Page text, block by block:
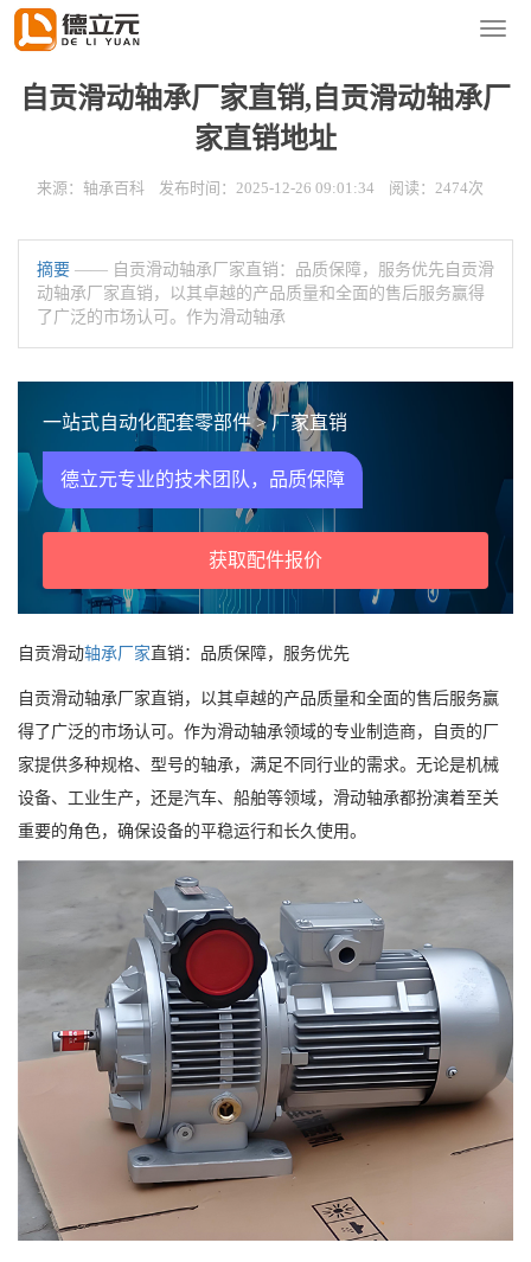
导
您的位置：首页
自贡滑动轴承厂家直销,自贡滑动轴承厂
家直销地址
来源：轴承百科 发布时间：2025-12-26 09:01:34 阅读：2474次
摘要 —— 自贡滑动轴承厂家直销：品质保障，服务优先自贡滑
动轴承厂家直销，以其卓越的产品质量和全面的售后服务赢得
了广泛的市场认可。作为滑动轴承
一站式自动化配套零部件 > 厂家直销
德立元专业的技术团队，品质保障
获取配件报价
自贡滑动轴承厂家 直销：品质保障，服务优先
自贡滑动轴承厂家直销，以其卓越的产品质量和全面的售后服务赢
得了广泛的市场认可。作为滑动轴承领域的专业制造商，自贡的厂
家提供多种规格、型号的轴承，满足不同行业的需求。无论是机械
设备、工业生产，还是汽车、船舶等领域，滑动轴承都扮演着至关
重要的角色，确保设备的平稳运行和长久使用。